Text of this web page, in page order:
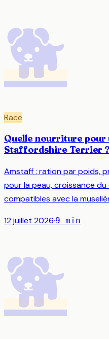
🐕
Race
Quelle nourriture pour
Staffordshire Terrier ?
Amstaff : ration par poids,
pour la peau, croissance
compatibles avec la
12 juillet 2026·9 min
🐕